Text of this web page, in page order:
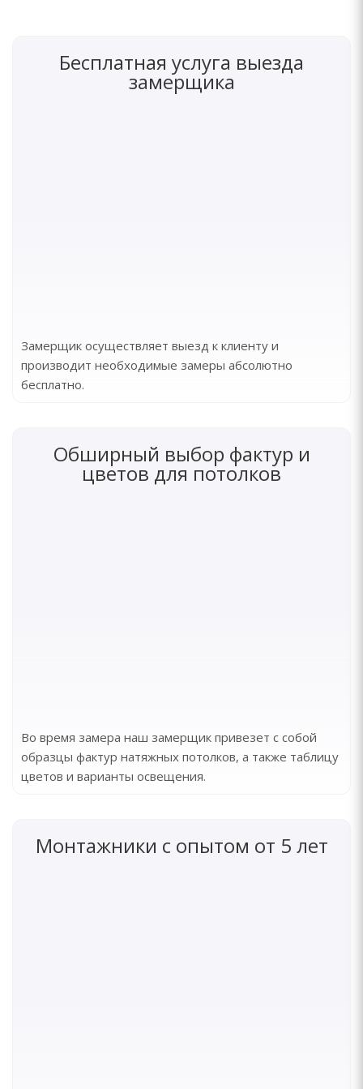
Бесплатная услуга выезда
замерщика
Замерщик осуществляет выезд к клиенту и
производит необходимые замеры абсолютно
бесплатно.
Обширный выбор фактур и
цветов для потолков
Во время замера наш замерщик привезет с собой
образцы фактур натяжных потолков, а также таблицу
цветов и варианты освещения.
Монтажники с опытом от 5 лет